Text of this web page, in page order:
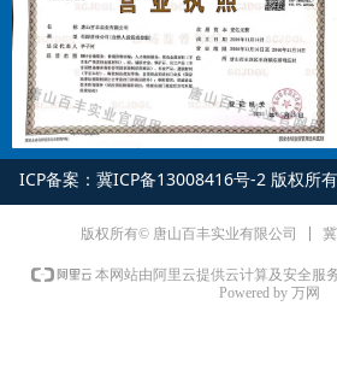
ICP备案： 冀ICP备13008416号-2 版权所
版权所有© 唐山百丰实业有限公司
本网站由阿里云提供云计算及安全服
Powered by 万网